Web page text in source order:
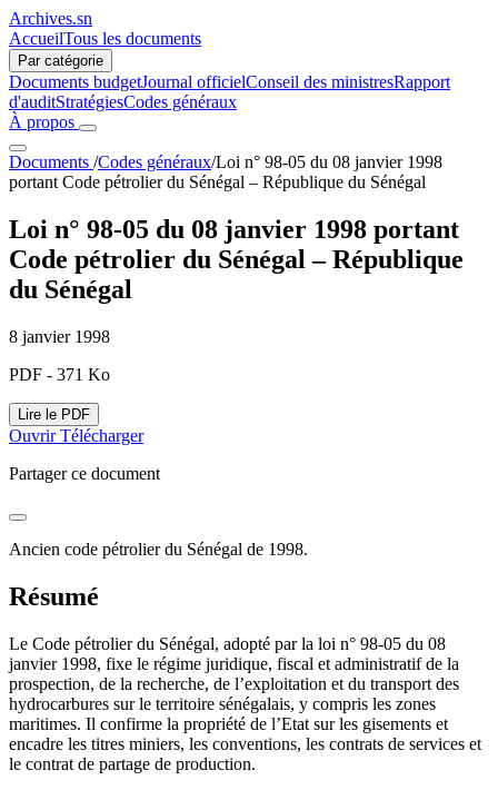
Archives.sn
AccueilTous les documents
Par catégorie
Documents budgetJournal officielConseil des ministresRapport
d'auditStratégiesCodes généraux
À propos
Documents /Codes généraux/Loi n° 98-05 du 08 janvier 1998
portant Code pétrolier du Sénégal – République du Sénégal
Loi n° 98-05 du 08 janvier 1998 portant
Code pétrolier du Sénégal – République
du Sénégal
8 janvier 1998
PDF - 371 Ko
Lire le PDF
OuvrirTélécharger
Partager ce document
Ancien code pétrolier du Sénégal de 1998.
Résumé
Le Code pétrolier du Sénégal, adopté par la loi n° 98-05 du 08
janvier 1998, fixe le régime juridique, fiscal et administratif de la
prospection, de la recherche, de l’exploitation et du transport des
hydrocarbures sur le territoire sénégalais, y compris les zones
maritimes. Il confirme la propriété de l’Etat sur les gisements et
encadre les titres miniers, les conventions, les contrats de services et
le contrat de partage de production.